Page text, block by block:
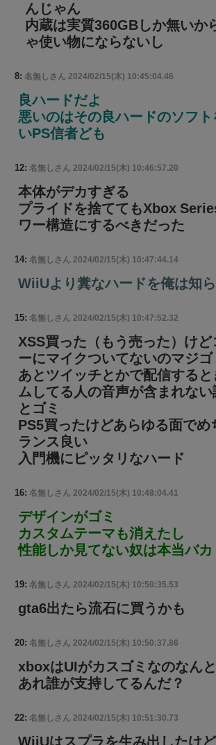
んじゃん
内蔵は実質360GBしか無いか
ゃ使い物にならないし
8: 名無しさん 2024/02/15(木) 10:45:04.46
良ハードだよ
悪いのはその良ハードのソフ
いPS信者ども
12: 名無しさん 2024/02/15(木) 10:46:57.20
本体がデカすぎる
プライドを捨ててもXbox
ワー構造にするべきだった
14: 名無しさん 2024/02/15(木) 10:47:44.14
WiiUより糞なハードを俺は知
15: 名無しさん 2024/02/15(木) 10:47:52.32
XSS買った（もう売った）けど
ーにマイクついてないのマジ
あとツイッチとかで配信する
ムしてる人の音声が含まれな
とゴミ
PS5買ったけどあらゆる面でめ
ランス良い
入門機にピッタリなハード
16: 名無しさん 2024/02/15(木) 10:48:04.41
デザインがゴミ
カスタムテーマも消えたし
性能しか見てない奴は本当バカ
19: 名無しさん 2024/02/15(木) 10:50:35.53
gta6出たら流石に買うかも
20: 名無しさん 2024/02/15(木) 10:50:37.86
xboxはUIがカスゴミなのなん
あれ誰が支持してるんだ？
22: 名無しさん 2024/02/15(木) 10:51:30.73
WiiUはスプラを生み出したけ